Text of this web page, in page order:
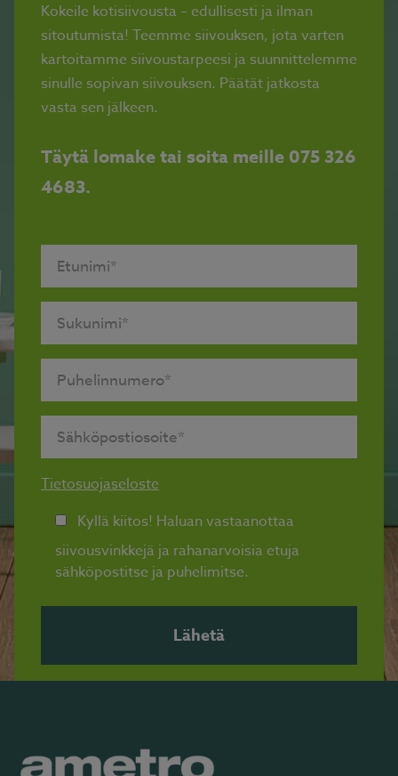
Kokeile kotisiivousta – edullisesti ja ilman
sitoutumista! Teemme siivouksen, jota varten
kartoitamme siivoustarpeesi ja suunnittelemme
sinulle sopivan siivouksen. Päätät jatkosta
vasta sen jälkeen.
Täytä lomake tai soita meille 075 326
4683.
Tietosuojaseloste
Kyllä kiitos! Haluan vastaanottaa
siivousvinkkejä ja rahanarvoisia etuja
sähköpostitse ja puhelimitse.